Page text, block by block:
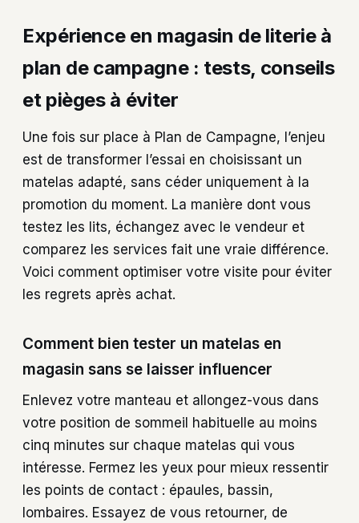
Expérience en magasin de literie à
plan de campagne : tests, conseils
et pièges à éviter
Une fois sur place à Plan de Campagne, l’enjeu
est de transformer l’essai en choisissant un
matelas adapté, sans céder uniquement à la
promotion du moment. La manière dont vous
testez les lits, échangez avec le vendeur et
comparez les services fait une vraie différence.
Voici comment optimiser votre visite pour éviter
les regrets après achat.
Comment bien tester un matelas en
magasin sans se laisser influencer
Enlevez votre manteau et allongez-vous dans
votre position de sommeil habituelle au moins
cinq minutes sur chaque matelas qui vous
intéresse. Fermez les yeux pour mieux ressentir
les points de contact : épaules, bassin,
lombaires. Essayez de vous retourner, de